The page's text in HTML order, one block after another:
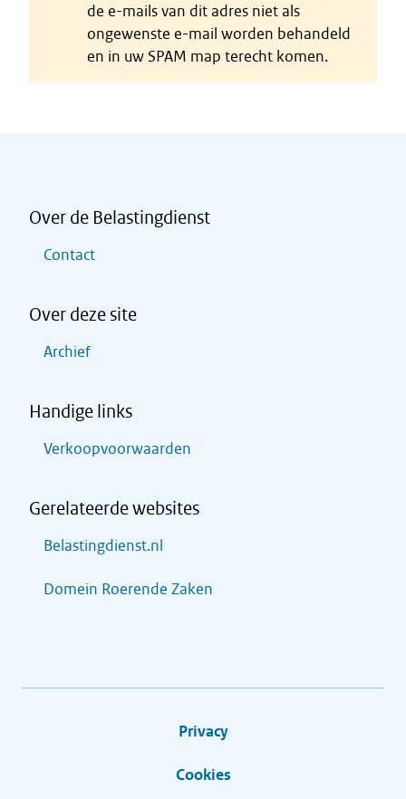
de e-mails van dit adres niet als
ongewenste e-mail worden behandeld
en in uw SPAM map terecht komen.
Over de Belastingdienst
Contact
Over deze site
Archief
Handige links
Verkoopvoorwaarden
Gerelateerde websites
Belastingdienst.nl
Domein Roerende Zaken
Privacy
Cookies